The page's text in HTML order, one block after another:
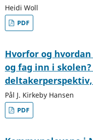
Heidi Woll
PDF
Hvorfor og
og fag inn i
Pål J. Kirkeby Hansen
PDF